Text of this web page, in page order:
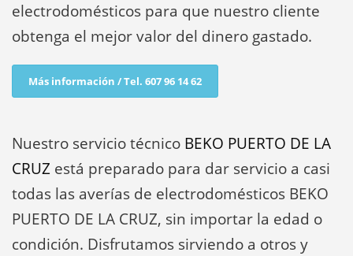
electrodomésticos para que nuestro cliente
obtenga el mejor valor del dinero gastado.
Más información / Tel. 607 96 14 62
Nuestro servicio técnico BEKO PUERTO DE LA
CRUZ está preparado para dar servicio a casi
todas las averías de electrodomésticos BEKO
PUERTO DE LA CRUZ, sin importar la edad o
condición. Disfrutamos sirviendo a otros y